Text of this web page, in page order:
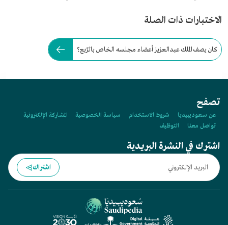
الاختبارات ذات الصلة
كان يصف الملك عبدالعزيز أعضاء مجلسه الخاص بالرّبع؟
تصفح
عن سعوديبيديا شروط الاستخدام سياسة الخصوصية
المشاركة الإلكترونية
تواصل معنا
التوظيف
اشترك في النشرة البريدية
اشتراك